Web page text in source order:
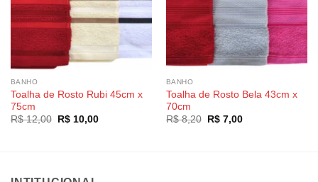
BANHO
Toalha de Rosto Rubi 45cm x
75cm
R$12,00
O
R$10,00O
BANHO
Toalha de Rosto Bela 43cm x
70cm
R$8,20
O
R$7,00O